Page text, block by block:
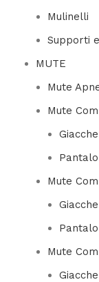
Mulinelli
Supporti
MUTE
Mute
Mute
Mute
Mute